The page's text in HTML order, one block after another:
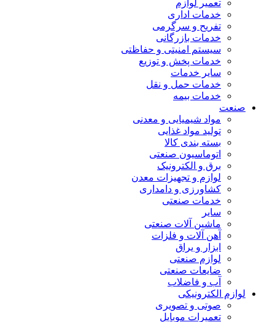
تعمیر لوازم
خدمات اداری
تفریح و سرگرمی
خدمات بازرگانی
سیستم امنیتی و حفاظتی
خدمات پخش و توزیع
سایر خدمات
خدمات حمل و نقل
خدمات بیمه
صنعت
مواد شیمیایی و معدنی
تولید مواد غذایی
بسته بندی کالا
اتوماسیون صنعتی
برق و الکترونیک
لوازم و تجهیزات معدن
کشاورزی و دامداری
خدمات صنعتی
سایر
ماشین آلات صنعتی
آهن آلات و فلزات
ابزار و یراق
لوازم صنعتی
ضایعات صنعتی
آب و فاضلاب
لوازم الکترونیکی
صوتی و تصویری
تعمیرات موبایل